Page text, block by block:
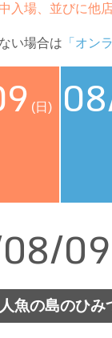
入場、並びに他
い場合は 「オン
(日)
09
魚の島のひみ